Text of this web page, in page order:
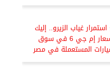
غياب الزيرو.. إليك
أسعار إم جي 6 في سوق
المستعملة في مصر